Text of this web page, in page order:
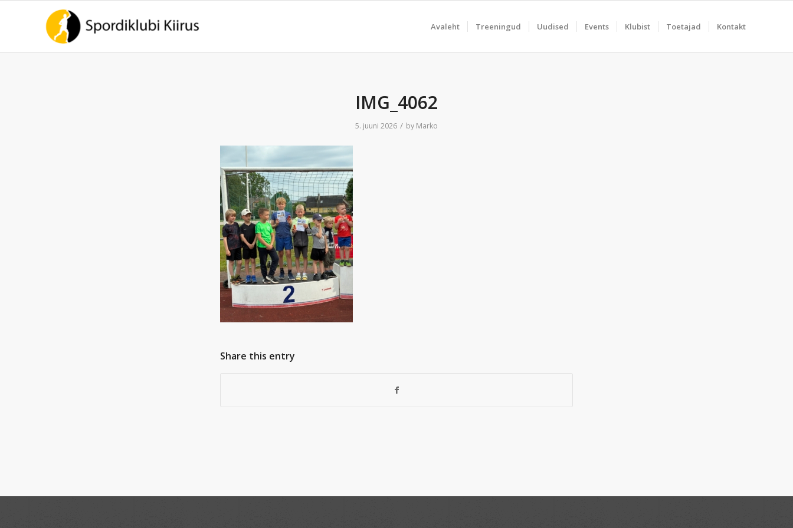
Avaleht Treeningud Uudised Events Klubist Toetajad Kontakt
IMG_4062
5. juuni 2026 / by Marko
Share this entry